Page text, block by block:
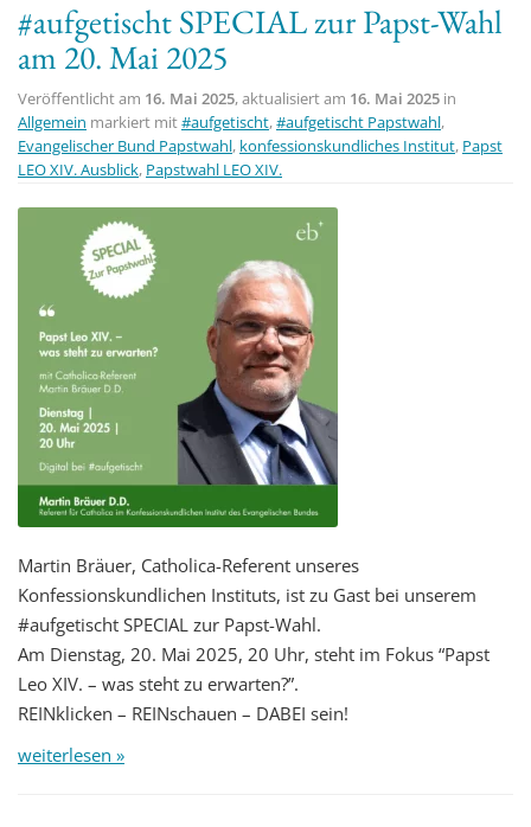
t
#aufgetischt SPECIAL zur Papst-Wahl
am 20. Mai 2025
Veröffentlicht am 16. Mai 2025, aktualisiert am 16. Mai 2025 in
Allgemein markiert mit#aufgetischt,#aufgetischt Papstwahl,
Evangelischer Bund Papstwahl, konfessionskundliches Institut, Papst
LEO XIV. Ausblick, Papstwahl LEO XIV.
Martin Bräuer, Catholica-Referent unseres
Konfessionskundlichen Instituts, ist zu Gast bei unserem
#aufgetischt SPECIAL zur Papst-Wahl.
Am Dienstag, 20. Mai 2025, 20 Uhr, steht im Fokus “Papst
Leo XIV. – was steht zu erwarten?”.
REINklicken – REINschauen – DABEI sein!
weiterlesen »